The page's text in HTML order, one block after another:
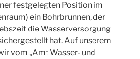
festgelegten Position im
ein Bohrbrunnen, der
die Wasserversorgung
hat. Auf unserem
vom „Amt Wasser- und